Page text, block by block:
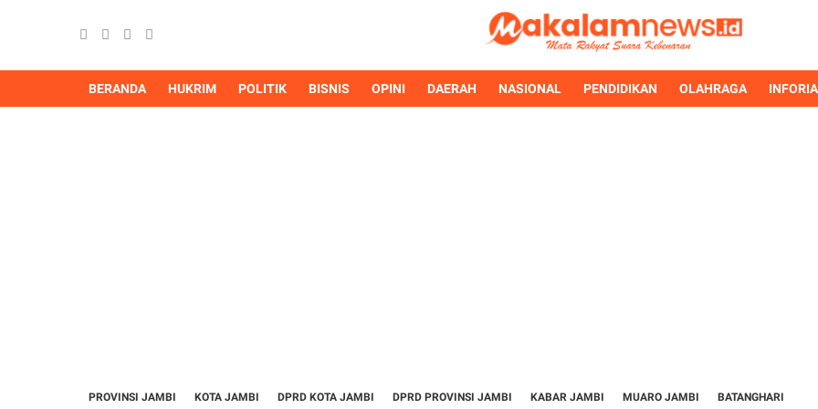
BERANDA HUKRIM POLITIK BISNIS OPINI DAERAH NASIONAL PENDIDIKAN OLAHRAGA
PROVINSI JAMBI KOTA JAMBI DPRD KOTA JAMBI DPRD PROVINSI JAMBI KABAR JAMBI MUARO JAMBI BATANGHARI